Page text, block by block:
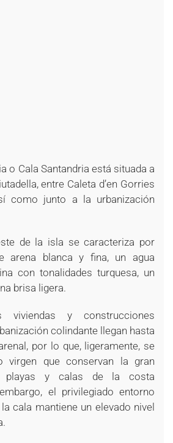
o Cala Santandria está situada a
entre Caleta d’en Gorries
como junto a la urbanización
de la isla se caracteriza por
arena blanca y fina, un agua
con tonalidades turquesa, un
brisa ligera.
y construcciones
colindante llegan hasta
por lo que, ligeramente, se
virgen que conservan la gran
playas y calas de la costa
el privilegiado entorno
cala mantiene un elevado nivel